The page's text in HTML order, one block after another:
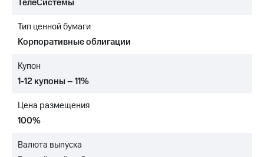
о технологиях
Интервью
отчетность
Новости
ТелеСистемы
Тип ценной бумаги
Корпоративные облигации
Купон
1-12 купоны – 11%
Цена размещения
100%
Валюта выпуска